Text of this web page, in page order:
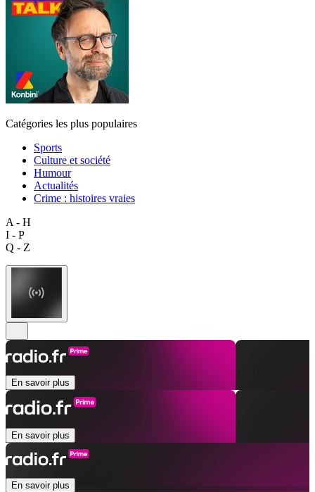
Catégories les plus populaires
Sports
Culture et société
Humour
Actualités
Crime : histoires vraies
A - H
I - P
Q - Z
En savoir plus
En savoir plus
En savoir plus